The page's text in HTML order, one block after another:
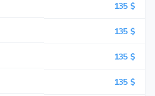
135 $
135 $
135 $
135 $